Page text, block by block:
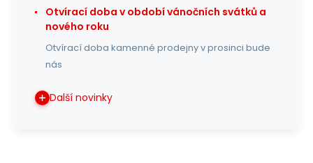
Otvírací doba v období vánočních svátků a
nového roku
Otvírací doba kamenné prodejny v prosinci bude
nás
Další novinky